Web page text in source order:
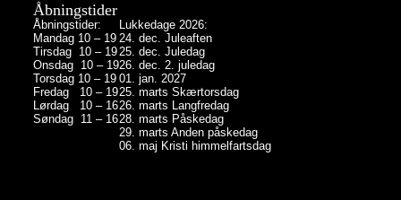
Åbningstider
Åbningstider:
Mandag 10 – 19
Tirsdag 10 – 19
Onsdag 10 – 19
Torsdag 10 – 19
Fredag 10 – 19
Lørdag 10 – 16
Søndag 11 – 16
Lukkedage 2026:
24. dec. Juleaften
25. dec. Juledag
26. dec. 2. juledag
01. jan. 2027
25. marts Skærtorsdag
26. marts Langfredag
28. marts Påskedag
29. marts Anden påskedag
06. maj Kristi himmelfartsdag